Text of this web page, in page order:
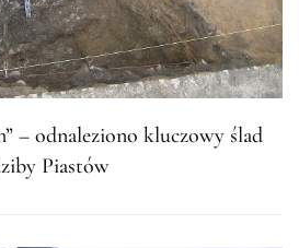
– odnaleziono kluczowy ślad
Piastów